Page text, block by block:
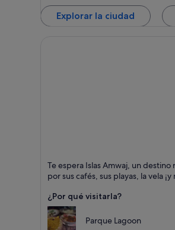
Explorar la ciudad
Puntos fuertes: Comidas,
Te espera Islas Amwaj, un
por sus cafés, sus playas, la vela
¿Por qué visitarla?
Parque Lagoon